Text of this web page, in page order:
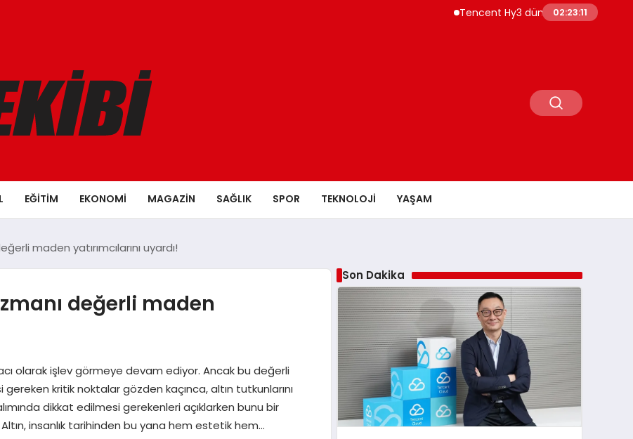
Tencent Hy3 dünya genelinde kullanıma
02:23:12
EĞITIM EKONOMI MAGAZIN SAĞLIK SPOR TEKNOLOJI YAŞAM
maden yatırımcılarını uyardı!
değerli maden
olarak işlev görmeye devam ediyor. Ancak bu değerli
gereken kritik noktalar gözden kaçınca, altın tutkunlarını
dikkat edilmesi gerekenleri açıklarken bunu bir
insanlık tarihinden bu yana hem estetik hem…
Son Dakika